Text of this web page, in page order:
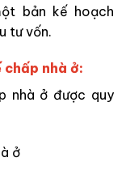
bản kế hoạch
tư vốn.
nhà ở:
nhà ở được quy
ở